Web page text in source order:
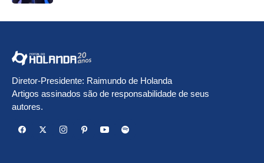
Diretor-Presidente: Raimundo de Holanda
Artigos assinados são de responsabilidade de seus
autores.